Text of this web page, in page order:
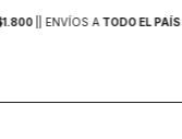
| ENVÍOS A TODO EL PAÍS